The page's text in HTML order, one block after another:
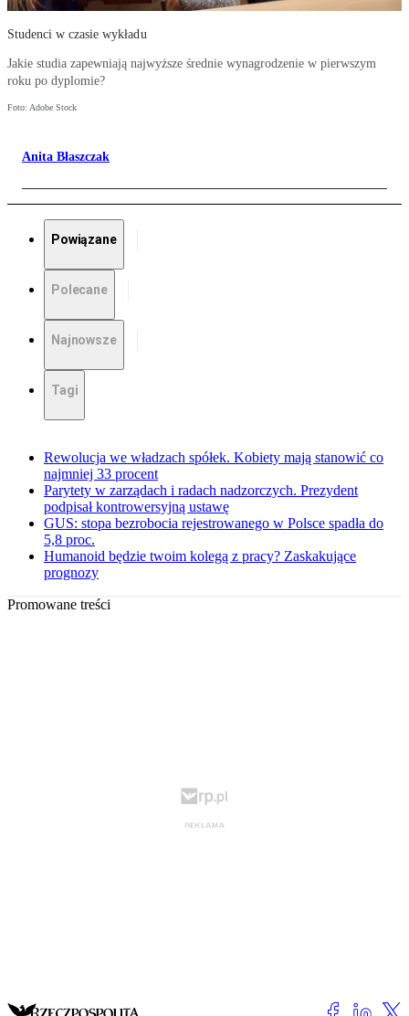
Studenci w czasie wykładu
Jakie studia zapewniają najwyższe średnie wynagrodzenie w pierwszym
roku po dyplomie?
Foto: Adobe Stock
Anita Błaszczak
Powiązane
Polecane
Najnowsze
Tagi
Rewolucja we władzach spółek. Kobiety mają stanowić co
najmniej 33 procent
Parytety w zarządach i radach nadzorczych. Prezydent
podpisał kontrowersyjną ustawę
GUS: stopa bezrobocia rejestrowanego w Polsce spadła do
5,8 proc.
Humanoid będzie twoim kolegą z pracy? Zaskakujące
prognozy
Promowane treści